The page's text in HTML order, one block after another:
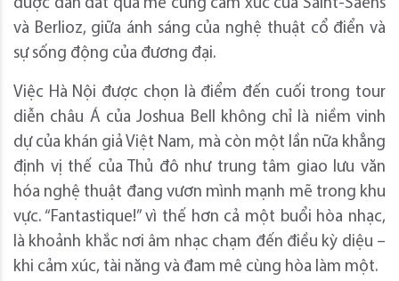
được dẫn dắt qua mê cung cảm xúc của Saint-Saëns
và Berlioz, giữa ánh sáng của nghệ thuật cổ điển và
sự sống động của đương đại.
Việc Hà Nội được chọn là điểm đến cuối trong tour
diễn châu Á của Joshua Bell không chỉ là niềm vinh
dự của khán giả Việt Nam, mà còn một lần nữa khẳng
định vị thế của Thủ đô như trung tâm giao lưu văn
hóa nghệ thuật đang vươn mình mạnh mẽ trong khu
vực. “Fantastique!” vì thế hơn cả một buổi hòa nhạc,
là khoảnh khắc nơi âm nhạc chạm đến điều kỳ diệu –
khi cảm xúc, tài năng và đam mê cùng hòa làm một.